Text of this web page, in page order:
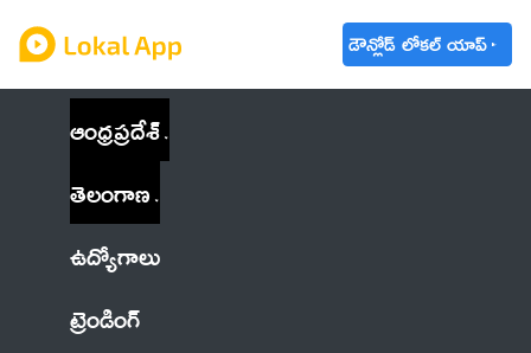
డౌన్లోడ్ లోకల్ యాప్
ఆంధ్రప్రదేశ్
తెలంగాణ
ఉద్యోగాలు
ట్రెండింగ్